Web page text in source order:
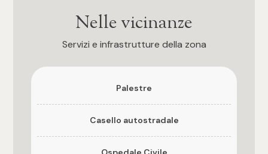
Anno di costruzione
Esposizione
Nelle vicinanze
Servizi e infrastrutture della zona
Palestre
Casello autostradale
Qualsiasi